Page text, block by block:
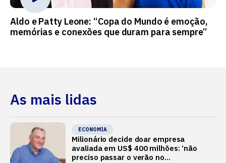
Aldo e Patty Leone: “Copa do Mundo é emoção,
memórias e conexões que duram para sempre”
As mais lidas
ECONOMIA
Milionário decide doar empresa
avaliada em US$ 400 milhões: ‘não
preciso passar o verão no